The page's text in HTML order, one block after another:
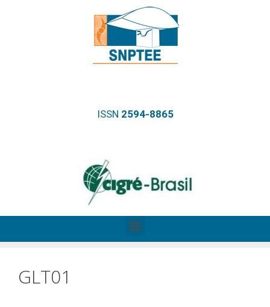
ISSN 2594-8865
GLT01